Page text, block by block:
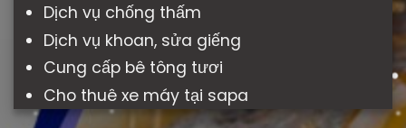
Dịch vụ chống thấm
Dịch vụ khoan, sửa giếng
Cung cấp bê tông tươi
Cho thuê xe máy tại sapa